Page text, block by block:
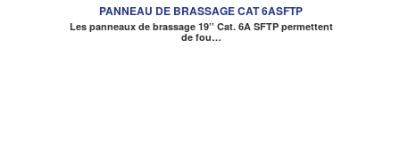
PANNEAU DE BRASSAGE CAT 6ASFTP
Les panneaux de brassage 19’’ Cat. 6A SFTP permettent
de fou…